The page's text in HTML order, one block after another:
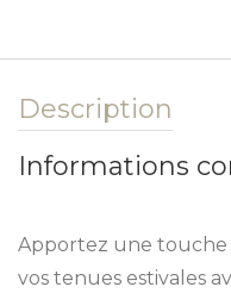
Description
Informations
Apportez une touche
vos tenues estivales